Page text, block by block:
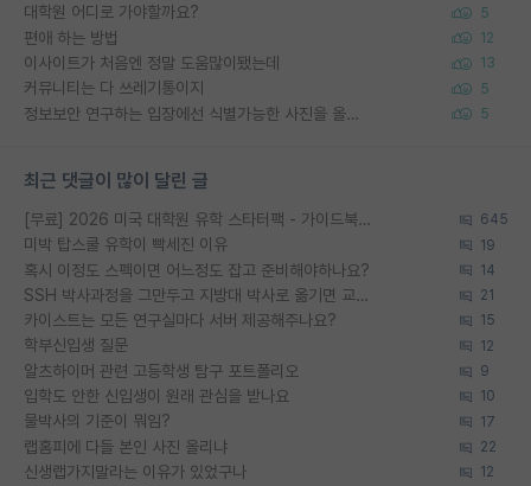
대학원 어디로 가야할까요? 5
편애 하는 방법 12
이사이트가 처음엔 정말 도움많이됐는데 13
커뮤니티는 다 쓰레기통이지 5
정보보안 연구하는 입장에선 식별가능한 사진을 올리는건 비추이긴함 5
최근 댓글이 많이 달린 글
[무료] 2026 미국 대학원 유학 스타터팩 - 가이드북 & 합격자 컨택메일 템플릿 645
미박 탑스쿨 유학이 빡세진 이유 19
혹시 이정도 스펙이면 어느정도 잡고 준비해야하나요? 14
SSH 박사과정을 그만두고 지방대 박사로 옮기면 교수의 꿈은 끝일까요? 21
카이스트는 모든 연구실마다 서버 제공해주나요? 15
학부신입생 질문 12
알츠하이머 관련 고등학생 탐구 포트폴리오 9
입학도 안한 신입생이 원래 관심을 받나요 10
물박사의 기준이 뭐임? 17
랩홈피에 다들 본인 사진 올리냐 22
신생랩가지말라는 이유가 있었구나 12